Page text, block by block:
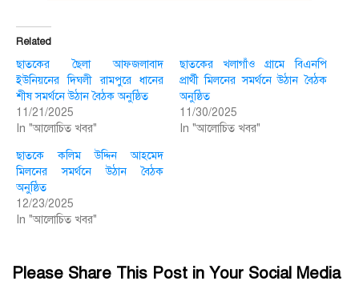
Related
ছাতকের ছৈলা আফজলাবাদ
ইউনিয়নের দিঘলী রামপুরে ধানের
শীষ সমর্থনে উঠান বৈঠক অনুষ্ঠিত
11/21/2025
In "আলোচিত খবর"
ছাতকের খলাগাঁও গ্রামে বিএনপি
প্রার্থী মিলনের সমর্থনে উঠান বৈঠক
অনুষ্ঠিত
11/30/2025
In "আলোচিত খবর"
ছাতকে কলিম উদ্দিন আহমেদ
মিলনের সমর্থনে উঠান বৈঠক
অনুষ্ঠিত
12/23/2025
In "আলোচিত খবর"
Please Share This Post in Your Social Media